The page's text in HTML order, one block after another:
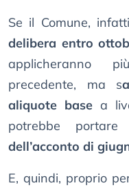
Se il Comune,
delibera entro
applicheranno
precedente, ma s
aliquote basea
potrebbe
dell’acconto di
E, quindi, proprio